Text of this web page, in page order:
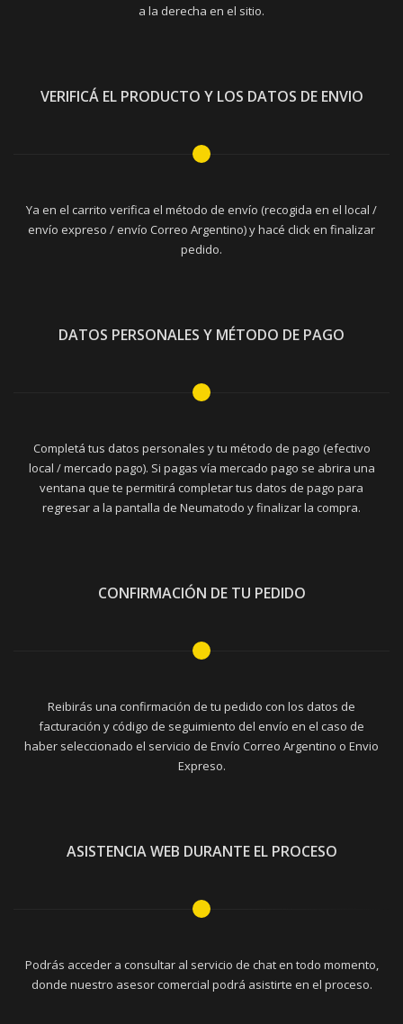
a la derecha en el sitio.
VERIFICÁ EL PRODUCTO Y LOS DATOS DE ENVIO
Ya en el carrito verifica el método de envío (recogida en el local /
envío expreso / envío Correo Argentino) y hacé click en finalizar
pedido.
DATOS PERSONALES Y MÉTODO DE PAGO
Completá tus datos personales y tu método de pago (efectivo
local / mercado pago). Si pagas vía mercado pago se abrira una
ventana que te permitirá completar tus datos de pago para
regresar a la pantalla de Neumatodo y finalizar la compra.
CONFIRMACIÓN DE TU PEDIDO
Reibirás una confirmación de tu pedido con los datos de
facturación y código de seguimiento del envío en el caso de
haber seleccionado el servicio de Envío Correo Argentino o Envio
Expreso.
ASISTENCIA WEB DURANTE EL PROCESO
Podrás acceder a consultar al servicio de chat en todo momento,
donde nuestro asesor comercial podrá asistirte en el proceso.